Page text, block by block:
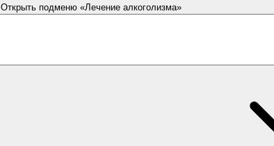
Открыть подменю «Лечение алкоголизма»